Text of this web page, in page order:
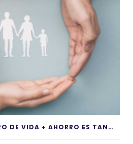
¿POR QUÉ UN SEGURO DE VIDA + AHORRO ES TAN IMPORTANTE?